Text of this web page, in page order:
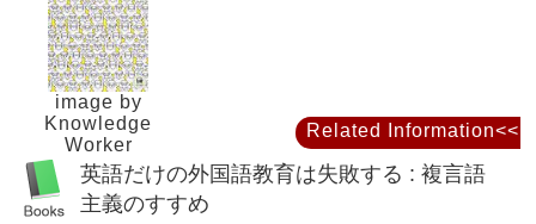
image by
Knowledge
Worker
英語だけの外国語教育は失敗する : 複言語
主義のすすめ
Related Information<<